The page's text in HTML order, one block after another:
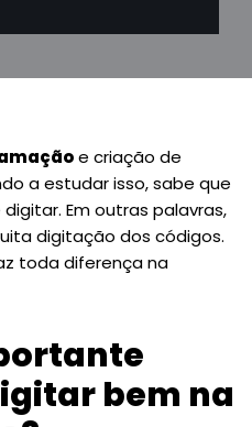
e criação de
a estudar isso, sabe que
Em outras palavras,
digitação dos códigos.
toda diferença na
bem na